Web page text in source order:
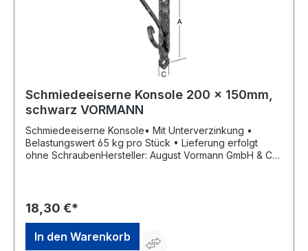
Schmiedeeiserne Konsole 200 x 150mm,
schwarz VORMANN
Schmiedeeiserne Konsole• Mit Unterverzinkung •
Belastungswert 65 kg pro Stück • Lieferung erfolgt
ohne SchraubenHersteller: August Vormann GmbH & Co.
18,30 €*
In den Warenkorb